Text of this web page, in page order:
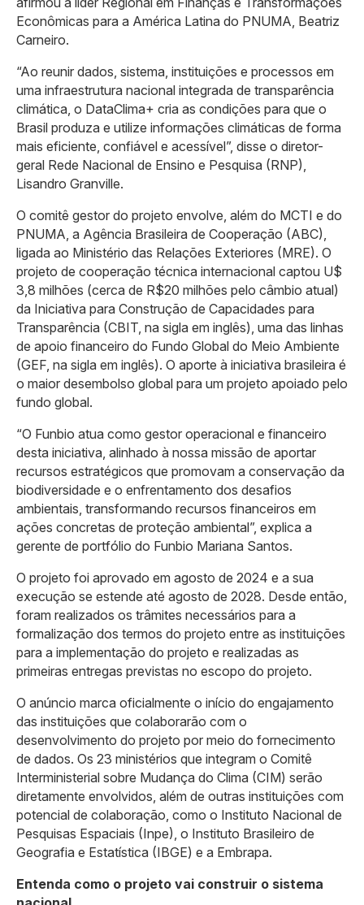
Econômicas para a América Latina do PNUMA, Beatriz
Carneiro.
“Ao reunir dados, sistema, instituições e processos em
uma infraestrutura nacional integrada de transparência
climática, o DataClima+ cria as condições para que o
Brasil produza e utilize informações climáticas de forma
mais eficiente, confiável e acessível”, disse o diretor-
geral Rede Nacional de Ensino e Pesquisa (RNP),
Lisandro Granville.
O comitê gestor do projeto envolve, além do MCTI e do
PNUMA, a Agência Brasileira de Cooperação (ABC),
ligada ao Ministério das Relações Exteriores (MRE). O
projeto de cooperação técnica internacional captou U$
3,8 milhões (cerca de R$20 milhões pelo câmbio atual)
da Iniciativa para Construção de Capacidades para
Transparência (CBIT, na sigla em inglês), uma das linhas
de apoio financeiro do Fundo Global do Meio Ambiente
(GEF, na sigla em inglês). O aporte à iniciativa brasileira é
o maior desembolso global para um projeto apoiado pelo
fundo global.
“O Funbio atua como gestor operacional e financeiro
desta iniciativa, alinhado à nossa missão de aportar
recursos estratégicos que promovam a conservação da
biodiversidade e o enfrentamento dos desafios
ambientais, transformando recursos financeiros em
ações concretas de proteção ambiental”, explica a
gerente de portfólio do Funbio Mariana Santos.
O projeto foi aprovado em agosto de 2024 e a sua
execução se estende até agosto de 2028. Desde então,
foram realizados os trâmites necessários para a
formalização dos termos do projeto entre as instituições
para a implementação do projeto e realizadas as
primeiras entregas previstas no escopo do projeto.
O anúncio marca oficialmente o início do engajamento
das instituições que colaborarão com o
desenvolvimento do projeto por meio do fornecimento
de dados. Os 23 ministérios que integram o Comitê
Interministerial sobre Mudança do Clima (CIM) serão
diretamente envolvidos, além de outras instituições com
potencial de colaboração, como o Instituto Nacional de
Pesquisas Espaciais (Inpe), o Instituto Brasileiro de
Geografia e Estatística (IBGE) e a Embrapa.
Entenda como o projeto vai construir o sistema